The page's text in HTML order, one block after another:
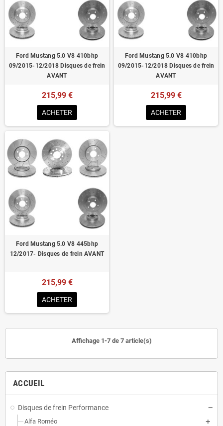
ACCUEIL
Disques de frein Performance
Alfa Roméo
Ford Mustang 5.0 V8 410bhp
09/2015-12/2018 Disques de frein
AVANT
215,99 €
ACHETER
Ford Mustang 5.0 V8 410bhp
09/2015-12/2018 Disques de frein
AVANT
215,99 €
ACHETER
Ford Mustang 5.0 V8 445bhp
12/2017- Disques de frein AVANT
215,99 €
ACHETER
Affichage 1-7 de 7 article(s)